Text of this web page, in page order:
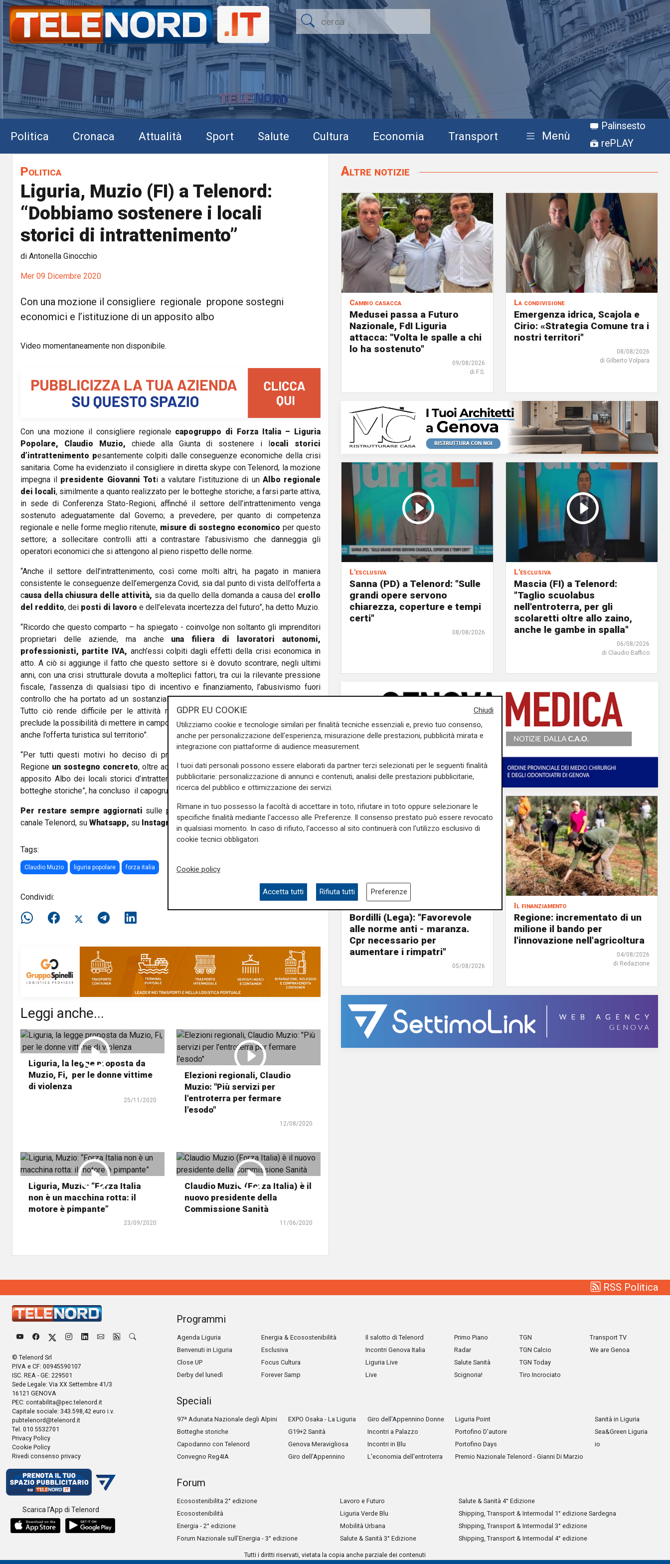
Politica Cronaca Attualità Sport Salute Cultura Economia Transport Menù
Palinsesto
rePLAY
Politica
Liguria, Muzio (FI) a Telenord:
“Dobbiamo sostenere i locali
storici di intrattenimento”
di Antonella Ginocchio
Mer 09 Dicembre 2020
Con una mozione il consigliere regionale propone sostegni
economici e l’istituzione di un apposito albo
Video momentaneamente non disponibile.
Con una mozione il consigliere regionale capogruppo di Forza Italia – Liguria
Popolare, Claudio Muzio, chiede alla Giunta di sostenere i l ocali storici
d’intrattenimento pesantemente colpiti dalle conseguenze economiche della crisi
sanitaria. Come ha evidenziato il consigliere in diretta skype con Telenord, la mozione
impegna il presidente Giovanni Toti a valutare l’istituzione di un Albo regionale
dei locali, similmente a quanto realizzato per le botteghe storiche; a farsi parte attiva,
in sede di Conferenza Stato-Regioni, affinché il settore dell’intrattenimento venga
sostenuto adeguatamente dal Governo; a prevedere, per quanto di competenza
regionale e nelle forme meglio ritenute, misure di sostegno economico per questo
settore; a sollecitare controlli atti a contrastare l’abusivismo che danneggia gli
operatori economici che si attengono al pieno rispetto delle norme.
“Anche il settore dell’intrattenimento, così come molti altri, ha pagato in maniera
consistente le conseguenze dell’emergenza Covid, sia dal punto di vista dell’offerta a
causa della chiusura delle attività, sia da quello della domanda a causa del crollo
del reddito, dei posti di lavoro e dell’elevata incertezza del futuro”, ha detto Muzio.
“Ricordo che questo comparto – ha spiegato - coinvolge non soltanto gli imprenditori
proprietari delle aziende, ma anche una filiera di lavoratori autonomi,
professionisti, partite IVA, anch’essi colpiti dagli effetti della crisi economica in
atto. A ciò si aggiunge il fatto che questo settore si è dovuto scontrare, negli ultimi
anni, con una crisi strutturale dovuta a molteplici fattori, tra cui la rilevante pressione
fiscale, l’assenza di qualsiasi tipo di incentivo e finanziamento, l’abusivismo fuori
controllo che ha portato ad un sostanziale indebolimento delle norme di sicurezza.
Tutto ciò rende difficile per le attività regolari garantire la continuità aziendale e
preclude la possibilità di mettere in campo un piano di investimenti, impoverendo così
anche l’offerta turistica sul territorio”.
“Per tutti questi motivi ho deciso di presentare questa mozione, chiedendo alla
Regione un sostegno concreto, oltre ad una forma di tutela quale l’istituzione di un
apposito Albo dei locali storici d’intrattenimento, così come fatto per i negozi e le
botteghe storiche”, ha concluso il capogruppo di Forza Italia – Liguria Popolare.
Per restare sempre aggiornati sulle principali notizie sulla Liguria seguiteci sul
canale Telenord, su Whatsapp, su Instagram, suYoutubee suFacebook.
Tags:
Claudio Muzio liguria popolare forza italia
Condividi:
Leggi anche...
Liguria, la legge proposta da
Muzio, Fi, per le donne vittime
di violenza
25/11/2020
Elezioni regionali, Claudio
Muzio: "Più servizi per
l'entroterra per fermare
l'esodo"
12/08/2020
Liguria, Muzio: “Forza Italia
non è un macchina rotta: il
motore è pimpante”
23/09/2020
Claudio Muzio (Forza Italia) è il
nuovo presidente della
Commissione Sanità
11/06/2020
Altre notizie
Cambio casacca
Medusei passa a Futuro
Nazionale, FdI Liguria
attacca: "Volta le spalle a chi
lo ha sostenuto"
09/08/2026
di F.S.
La condivisione
Emergenza idrica, Scajola e
Cirio: «Strategia Comune tra i
nostri territori"
08/08/2026
di Gilberto Volpara
L'esclusiva
Sanna (PD) a Telenord: "Sulle
grandi opere servono
chiarezza, coperture e tempi
certi"
08/08/2026
L'esclusiva
Mascia (FI) a Telenord:
"Taglio scuolabus
nell'entroterra, per gli
scolaretti oltre allo zaino,
anche le gambe in spalla"
06/08/2026
di Claudio Baffico
Bordilli (Lega): "Favorevole
alle norme anti - maranza.
Cpr necessario per
aumentare i rimpatri"
05/08/2026
Il finanziamento
Regione: incrementato di un
milione il bando per
l'innovazione nell'agricoltura
04/08/2026
di Redazione
RSS Politica
© Telenord Srl
P.IVA e CF: 00945590107
ISC. REA - GE: 229501
Sede Legale: Via XX Settembre 41/3
16121 GENOVA
PEC: contabilita@pec.telenord.it
Capitale sociale: 343.598,42 euro i.v.
pubtelenord@telenord.it
Tel. 010 5532701
Privacy Policy
Cookie Policy
Rivedi consenso privacy
Scarica l'App di Telenord
Programmi
Agenda Liguria
Benvenuti in Liguria
Close UP
Derby del lunedì
Energia & Ecosostenibilità
Esclusiva
Focus Cultura
Forever Samp
Il salotto di Telenord
Incontri Genova Italia
Liguria Live
Live
Primo Piano
Radar
Salute Sanità
Scignoria!
TGN
TGN Calcio
TGN Today
Tiro Incrociato
Transport TV
We are Genoa
Speciali
97ª Adunata Nazionale degli Alpini
Botteghe storiche
Capodanno con Telenord
Convegno Reg4IA
EXPO Osaka - La Liguria
G19+2 Sanità
Genova Meravigliosa
Giro dell'Appennino
Giro dell'Appennino Donne
Incontri a Palazzo
Incontri in Blu
L'economia dell'entroterra
Liguria Point
Portofino D'autore
Portofino Days
Premio Nazionale Telenord - Gianni Di Marzio
Sanità in Liguria
Sea&Green Liguria
io
Forum
Ecosostenibilita 2° edizione
Ecosostenibilità
Energia - 2° edizione
Forum Nazionale sull’Energia - 3° edizione
Lavoro e Futuro
Liguria Verde Blu
Mobilità Urbana
Salute & Sanità 3° Edizione
Salute & Sanità 4° Edizione
Shipping, Transport & Intermodal 1° edizione Sardegna
Shipping, Transport & Intermodal 3° edizione
Shipping, Transport & Intermodal 4° edizione
Tutti i diritti riservati, vietata la copia anche parziale dei contenuti
Chiudi
GDPR EU COOKIE
Utilizziamo cookie e tecnologie similari per finalità tecniche essenziali e, previo tuo consenso,
anche per personalizzazione dell'esperienza, misurazione delle prestazioni, pubblicità mirata e
integrazione con piattaforme di audience measurement.
I tuoi dati personali possono essere elaborati da partner terzi selezionati per le seguenti finalità
pubblicitarie: personalizzazione di annunci e contenuti, analisi delle prestazioni pubblicitarie,
ricerca del pubblico e ottimizzazione dei servizi.
Rimane in tuo possesso la facoltà di accettare in toto, rifiutare in toto oppure selezionare le
specifiche finalità mediante l'accesso alle Preferenze. Il consenso prestato può essere revocato
in qualsiasi momento. In caso di rifiuto, l'accesso al sito continuerà con l'utilizzo esclusivo di
cookie tecnici obbligatori.
Cookie policy
Accetta tutti Rifiuta tutti Preferenze